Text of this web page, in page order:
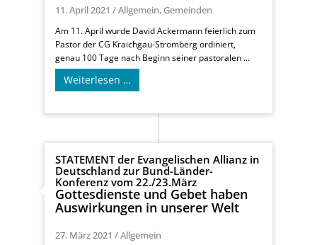
11. April 2021 /Allgemein, Gemeinden
Am 11. April wurde David Ackermann feierlich zum
Pastor der CG Kraichgau-Stromberg ordiniert,
genau 100 Tage nach Beginn seiner pastoralen ...
Weiterlesen …
STATEMENT der Evangelischen Allianz in
Deutschland zur Bund-Länder-
Konferenz vom 22./23.März
Gottesdienste und Gebet haben
Auswirkungen in unserer Welt
27. März 2021 /Allgemein